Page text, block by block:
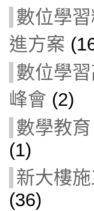
數位學
進方案
數位學
峰會 (2)
數學教育
(1)
新大樓
(36)